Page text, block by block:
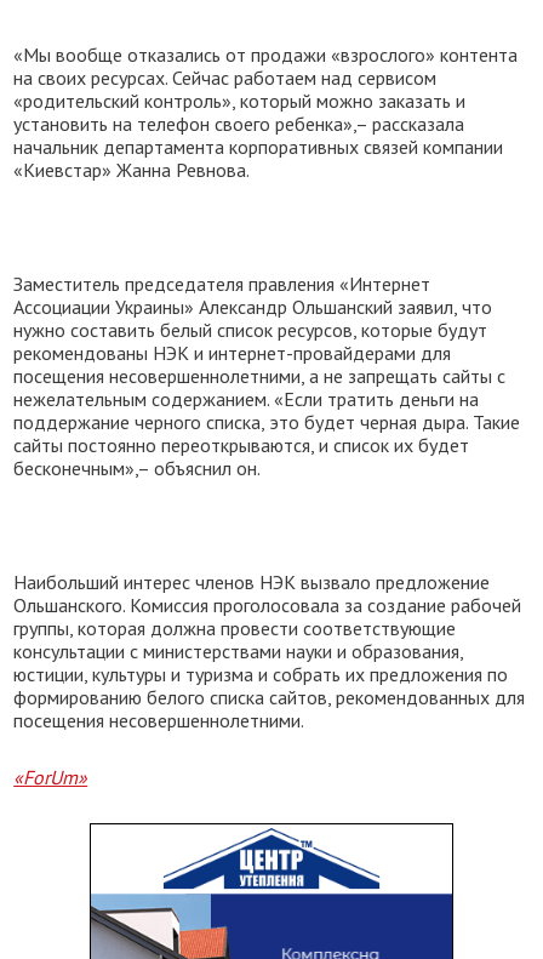
«Мы вообще отказались от продажи «взрослого» контента
на своих ресурсах. Сейчас работаем над сервисом
«родительский контроль», который можно заказать и
установить на телефон своего ребенка»,– рассказала
начальник департамента корпоративных связей компании
«Киевстар» Жанна Ревнова.
Заместитель председателя правления «Интернет
Ассоциации Украины» Александр Ольшанский заявил, что
нужно составить белый список ресурсов, которые будут
рекомендованы НЭК и интернет-провайдерами для
посещения несовершеннолетними, а не запрещать сайты с
нежелательным содержанием. «Если тратить деньги на
поддержание черного списка, это будет черная дыра. Такие
сайты постоянно переоткрываются, и список их будет
бесконечным»,– объяснил он.
Наибольший интерес членов НЭК вызвало предложение
Ольшанского. Комиссия проголосовала за создание рабочей
группы, которая должна провести соответствующие
консультации с министерствами науки и образования,
юстиции, культуры и туризма и собрать их предложения по
формированию белого списка сайтов, рекомендованных для
посещения несовершеннолетними.
«ForUm»